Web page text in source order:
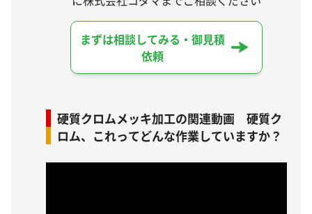
まずは相談してみる・御見積
依頼
硬質クロムメッキ加工の関連動画 硬質ク
ロム、これってどんな作業していますか？